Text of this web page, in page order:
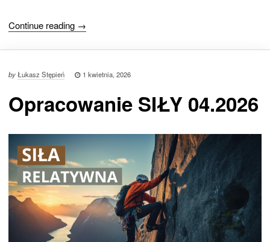
Continue reading →
byŁukasz Stępień 1 kwietnia, 2026
Opracowanie SIŁY 04.2026